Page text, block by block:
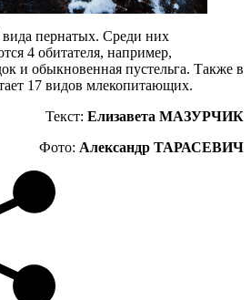
вида пернатых. Среди них
4 обитателя, например,
и обыкновенная пустельга. Также в
17 видов млекопитающих.
Текст: Елизавета МАЗУРЧИК
Фото: Александр ТАРАСЕВИЧ